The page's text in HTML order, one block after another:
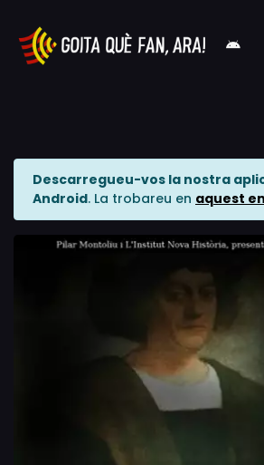
Descarregueu-vos la nostra
Android. La trobareu en aquest